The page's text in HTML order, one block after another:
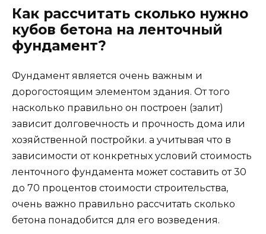
Тип почвы;
Глубина промерзания почвы. Влияет на
Высота стояния грунтовых вод. Влияет на
величину пучения фундамента (линейного
перемещения в зимнее время).
Для расчетов используются обычные
математические и геометрические
формулы, которые изучаются в